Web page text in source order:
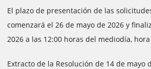
El plazo de presentación de las
comenzará el 26 de mayo de 2026 y
2026 a las 12:00 horas del mediodía,
Extracto de la Resolución de 14 de mayo